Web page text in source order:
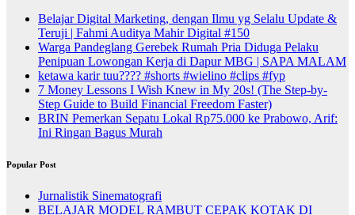
Belajar Digital Marketing, dengan Ilmu yg Selalu Update &
Teruji | Fahmi Auditya Mahir Digital #150
Warga Pandeglang Gerebek Rumah Pria Diduga Pelaku
Penipuan Lowongan Kerja di Dapur MBG | SAPA MALAM
ketawa karir tuu???? #shorts #wielino #clips #fyp
7 Money Lessons I Wish Knew in My 20s! (The Step-by-
Step Guide to Build Financial Freedom Faster)
BRIN Pemerkan Sepatu Lokal Rp75.000 ke Prabowo, Arif:
Ini Ringan Bagus Murah
Popular Post
Jurnalistik Sinematografi
BELAJAR MODEL RAMBUT CEPAK KOTAK DI